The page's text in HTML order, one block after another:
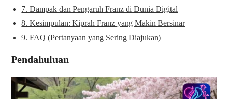
7. Dampak dan Pengaruh Franz di Dunia Digital
8. Kesimpulan: Kiprah Franz yang Makin Bersinar
9. FAQ (Pertanyaan yang Sering Diajukan)
Pendahuluan